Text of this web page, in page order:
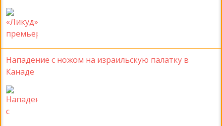
Нападение с ножом на израильскую палатку в
Канаде